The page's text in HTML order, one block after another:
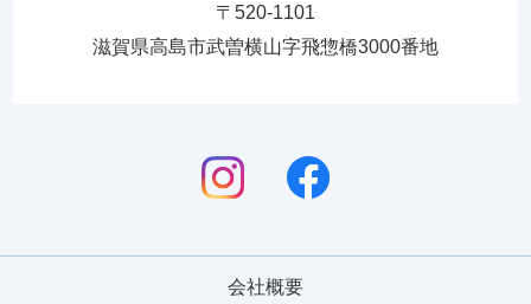
〒520-1101
滋賀県高島市武曽横山字飛惣橋3000番地
会社概要